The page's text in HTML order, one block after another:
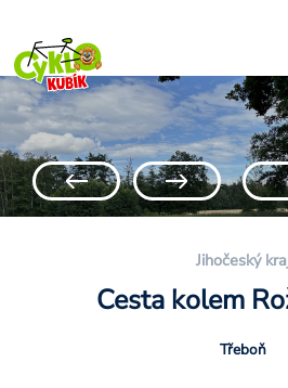
Jihočeský
Cesta kolem
Třeboň